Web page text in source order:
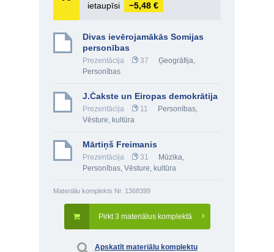
ietaupīsi
−5,48 €
Divas ievērojamākās Somijas
personības
Prezentācija 37 Ģeogrāfija,
Personības
J.Čakste un Eiropas demokrātija
Prezentācija 11 Personības,
Vēsture, kultūra
Mārtiņš Freimanis
Prezentācija 31 Mūzika,
Personības, Vēsture, kultūra
Materiālu komplekts Nr. 1368399
Pirkt 3 materiālus komplektā
Apskatīt materiālu komplektu